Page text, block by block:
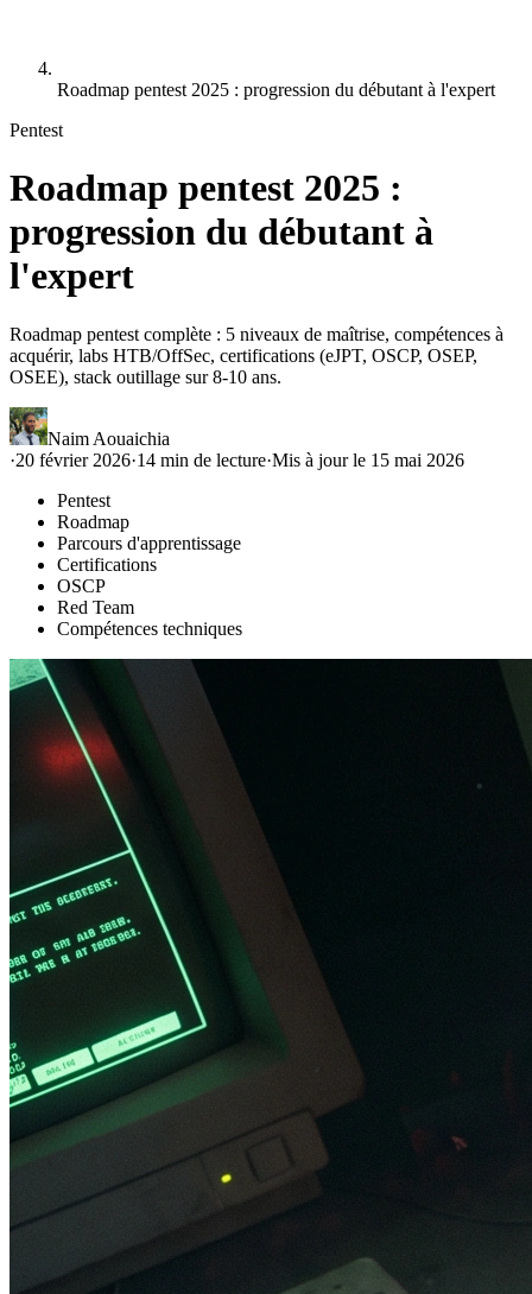
Roadmap pentest 2025 : progression du débutant à l'expert
Pentest
Roadmap pentest 2025 :
progression du débutant à
l'expert
Roadmap pentest complète : 5 niveaux de maîtrise, compétences à
acquérir, labs HTB/OffSec, certifications (eJPT, OSCP, OSEP,
OSEE), stack outillage sur 8-10 ans.
Naim Aouaichia
·20 février 2026·14 min de lecture·Mis à jour le 15 mai 2026
Pentest
Roadmap
Parcours d'apprentissage
Certifications
OSCP
Red Team
Compétences techniques